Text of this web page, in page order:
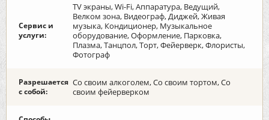
Сервис и
услуги:
TV экраны, Wi-Fi, Аппаратура, Ведущий,
Велком зона, Видеограф, Диджей, Живая
музыка, Кондиционер, Музыкальное
оборудование, Оформление, Парковка,
Плазма, Танцпол, Торт, Фейерверк, Флористы,
Фотограф
Разрешается
с собой:
Со своим алкоголем, Со своим тортом, Со
своим фейерверком